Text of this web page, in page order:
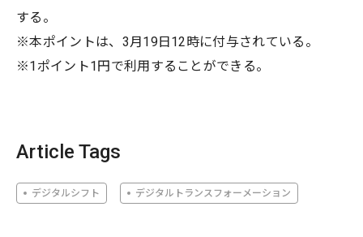
する。
※本ポイントは、3月19日12時に付与されている。
※1ポイント1円で利用することができる。
Article Tags
デジタルシフト デジタルトランスフォーメーション